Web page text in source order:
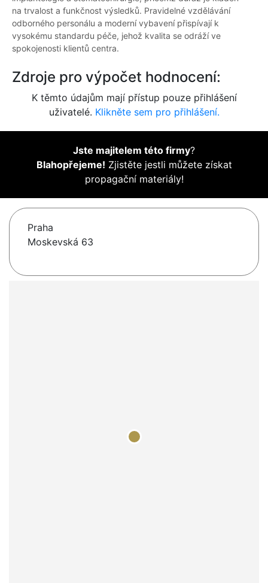
na trvalost a funkčnost výsledků. Pravidelné vzdělávání
odborného personálu a moderní vybavení přispívají k
vysokému standardu péče, jehož kvalita se odráží ve
spokojenosti klientů centra.
Zdroje pro výpočet hodnocení:
K těmto údajům mají přístup pouze přihlášení
uživatelé. Klikněte sem pro přihlášení.
Jste majitelem této firmy?
Blahopřejeme! Zjistěte jestli můžete získat
propagační materiály!
Praha
Moskevská 63